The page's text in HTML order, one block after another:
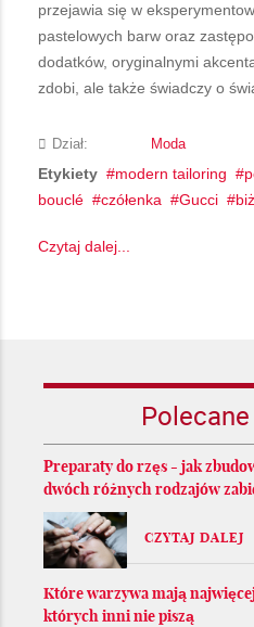
przejawia się w
pastelowych barw oraz
dodatków, oryginalnymi
zdobi, ale także świadczy o
Dział: Moda
Etykiety modern tailoring
bouclé
czółenka Gucci
Czytaj dalej...
Polecane
Preparaty do rzęs - jak
dwóch różnych rodzajów
CZYTAJ DALEJ
Które warzywa mają
których inni nie piszą